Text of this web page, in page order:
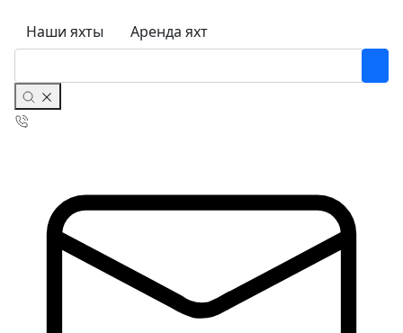
Наши яхты Аренда яхт